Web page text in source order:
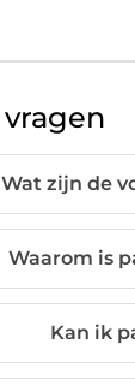
Wat zijn de
Waarom is
Kan ik